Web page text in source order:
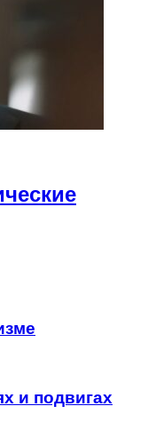
и подвигах